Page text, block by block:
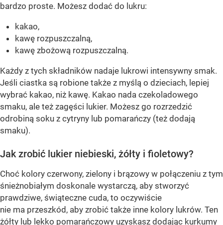
bardzo proste. Możesz dodać do lukru:
kakao,
kawę rozpuszczalną,
kawę zbożową rozpuszczalną.
Każdy z tych składników nadaje lukrowi intensywny smak.
Jeśli ciastka są robione także z myślą o dzieciach, lepiej
wybrać kakao, niż kawę. Kakao nada czekoladowego
smaku, ale też zagęści lukier. Możesz go rozrzedzić
odrobiną soku z cytryny lub pomarańczy (też dodają
smaku).
Jak zrobić lukier niebieski, żółty i fioletowy?
Choć kolory czerwony, zielony i brązowy w połączeniu z tym
śnieżnobiałym doskonale wystarczą, aby stworzyć
prawdziwe, świąteczne cuda, to oczywiście
nie ma przeszkód, aby zrobić także inne kolory lukrów. Ten
żółty lub lekko pomarańczowy uzyskasz dodając kurkumy